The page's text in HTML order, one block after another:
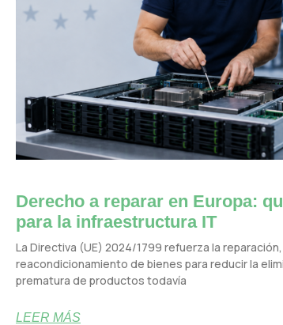
Derecho a reparar en Europa:
para la infraestructura IT
La Directiva (UE) 2024/1799 refuerza la
reacondicionamiento de bienes para reducir la
prematura de productos todavía
LEER MÁS